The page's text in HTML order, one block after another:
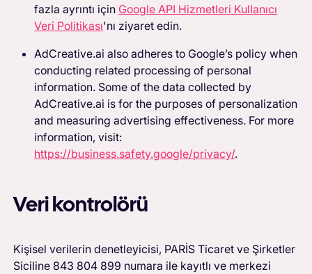
fazla ayrıntı için Google API Hizmetleri Kullanıcı
Veri Politikası'nı ziyaret edin.
AdCreative.ai also adheres to Google’s policy when
conducting related processing of personal
information. Some of the data collected by
AdCreative.ai is for the purposes of personalization
and measuring advertising effectiveness. For more
information, visit:
https://business.safety.google/privacy/.
Veri kontrolörü
Kişisel verilerin denetleyicisi, PARİS Ticaret ve Şirketler
Siciline 843 804 899 numara ile kayıtlı ve merkezi